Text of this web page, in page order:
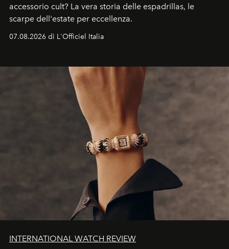
accessorio cult? La vera storia delle espadrillas, le
scarpe dell'estate per eccellenza.
07.08.2026 di L'Officiel Italia
INTERNATIONAL WATCH REVIEW